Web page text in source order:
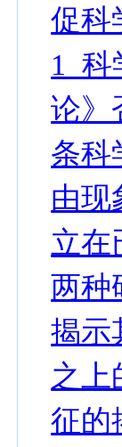
促科
1 科
论》
条科
由现
立在
两种
揭示
之上
征的